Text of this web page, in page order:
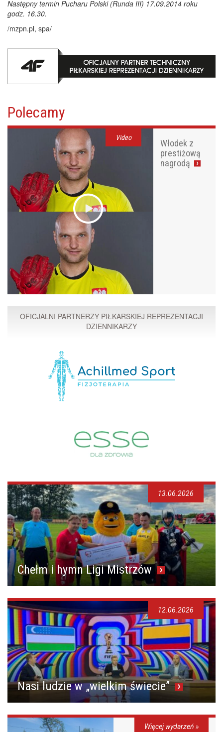
Następny termin Pucharu Polski (Runda III) 17.09.2014 roku
godz. 16.30.
/mzpn.pl, spa/
Polecamy
Video
Włodek z
prestiżową
nagrodą
OFICJALNI PARTNERZY PIŁKARSKIEJ REPREZENTACJI
DZIENNIKARZY
Chełm i hymn Ligi Mistrzów
13.06.2026
Nasi ludzie w „wielkim świecie”
12.06.2026
Więcej wydarzeń »